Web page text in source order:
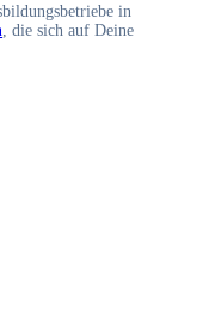
in
, die sich auf Deine